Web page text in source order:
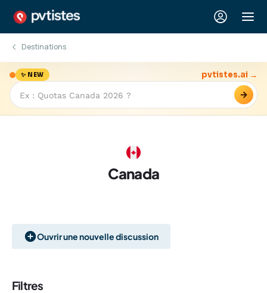
Destinations
✨ NEW
→
pvtistes.ai →
Canada
Ouvrir une nouvelle discussion
Filtres